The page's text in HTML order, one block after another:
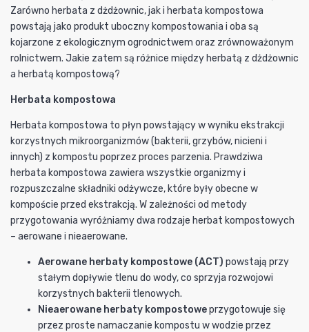
Zarówno herbata z dżdżownic, jak i herbata kompostowa
powstają jako produkt uboczny kompostowania i oba są
kojarzone z ekologicznym ogrodnictwem oraz zrównoważonym
rolnictwem. Jakie zatem są różnice między herbatą z dżdżownic
a herbatą kompostową?
Herbata kompostowa
Herbata kompostowa to płyn powstający w wyniku ekstrakcji
korzystnych mikroorganizmów (bakterii, grzybów, nicieni i
innych) z kompostu poprzez proces parzenia. Prawdziwa
herbata kompostowa zawiera wszystkie organizmy i
rozpuszczalne składniki odżywcze, które były obecne w
kompoście przed ekstrakcją. W zależności od metody
przygotowania wyróżniamy dwa rodzaje herbat kompostowych
– aerowane i nieaerowane.
Aerowane herbaty kompostowe (ACT) powstają przy
stałym dopływie tlenu do wody, co sprzyja rozwojowi
korzystnych bakterii tlenowych.
Nieaerowane herbaty kompostoweprzygotowuje się
przez proste namaczanie kompostu w wodzie przez